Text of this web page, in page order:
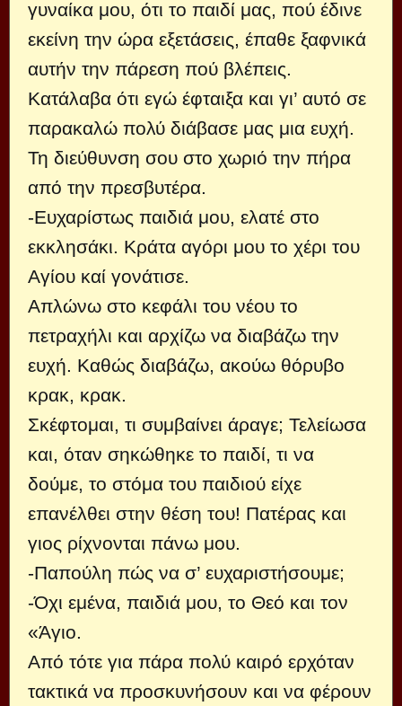
γυναίκα μου, ότι το παιδί μας, πού έδινε
εκείνη την ώρα εξετάσεις, έπα­θε ξαφνικά
αυτήν την πάρεση πού βλέπεις.
Κατάλαβα ότι εγώ έφταιξα και γι’ αυτό σε
παρακαλώ πολύ διά­βασε μας μια ευχή.
Τη διεύθυνση σου στο χωριό την πήρα
από την πρεσβυτέρα.
-Ευχαρίστως παιδιά μου, ελατέ στο
εκκλησάκι. Κράτα αγόρι μου το χέρι του
Αγίου καί γονάτισε.
Απλώνω στο κεφάλι του νέου το
πετραχήλι και αρχίζω να διαβάζω την
ευχή. Καθώς διαβάζω, ακούω θόρυβο
κρακ, κρακ.
Σκέφτομαι, τι συμβαίνει άραγε; Τελείωσα
και, όταν σηκώθηκε το παιδί, τι να
δούμε, το στόμα του παιδιού είχε
επανέλθει στην θέση του! Πατέρας και
γιος ρίχνονται πάνω μου.
-Παπούλη πώς να σ’ ευχαριστήσουμε;
-Όχι εμένα, παιδιά μου, το Θεό και τον
«Άγιο.
Από τότε για πάρα πολύ καιρό ερχόταν
τακτικά να προσκυνήσουν και να φέρουν